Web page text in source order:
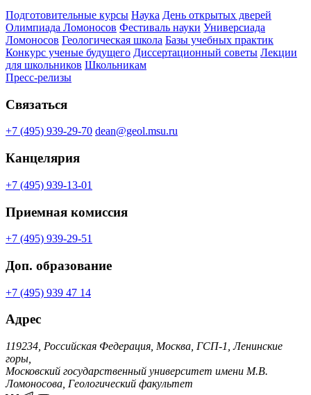
Подготовительные курсы Наука День открытых дверей
Олимпиада Ломоносов Фестиваль науки Универсиада
Ломоносов Геологическая школа Базы учебных практик
Конкурс ученые будущего Диссертационный советы Лекции
для школьников Школьникам
Пресс-релизы
Связаться
+7 (495) 939-29-70 dean@geol.msu.ru
Канцелярия
+7 (495) 939-13-01
Приемная комиссия
+7 (495) 939-29-51
Доп. образование
+7 (495) 939 47 14
Адрес
119234, Российская Федерация, Москва, ГСП-1, Ленинские
горы,
Московский государственный университет имени М.В.
Ломоносова, Геологический факультет